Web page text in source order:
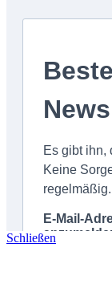
Schließen